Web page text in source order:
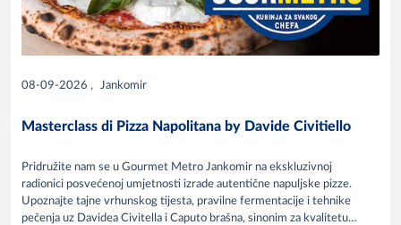
08-09-2026 , Jankomir
Masterclass di Pizza Napolitana by Davide Civitiello
Pridružite nam se u Gourmet Metro Jankomir na ekskluzivnoj
radionici posvećenoj umjetnosti izrade autentične napuljske pizze.
Upoznajte tajne vrhunskog tijesta, pravilne fermentacije i tehnike
pečenja uz Davidea Civitella i Caputo brašna, sinonim za kvalitetu